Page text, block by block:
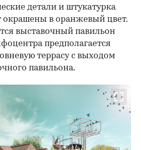
детали и штукатурка
окрашены в оранжевый цвет.
выставочный павильон
предполагается
террасу с выходом
павильона.